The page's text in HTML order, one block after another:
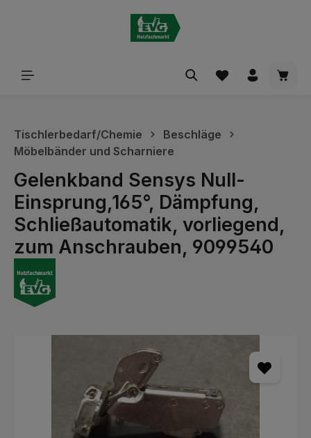
Tischlerbedarf/Chemie
Beschläge
Möbelbänder und Scharniere
Gelenkband Sensys Null-
Einsprung,165°, Dämpfung,
Schließautomatik, vorliegend,
zum Anschrauben, 9099540